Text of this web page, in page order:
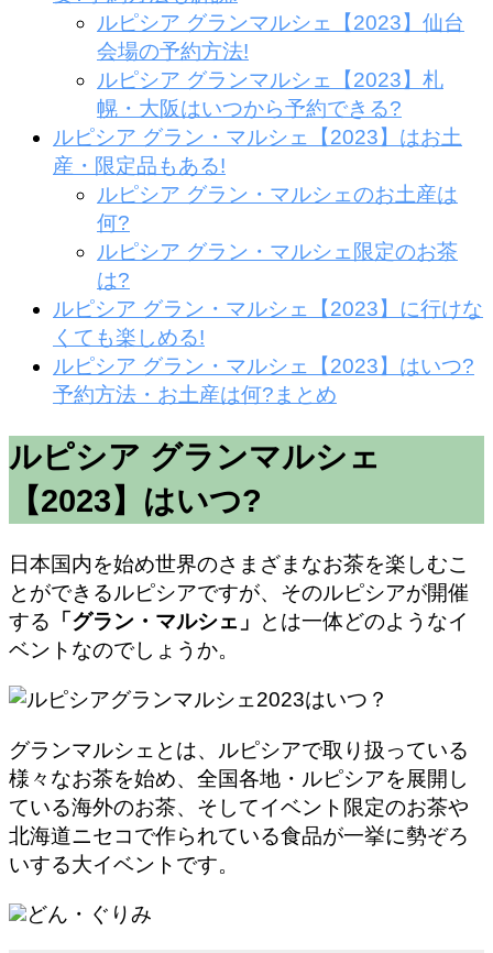
ルピシア グランマルシェ【2023】仙台
会場の予約方法!
ルピシア グランマルシェ【2023】札
幌・大阪はいつから予約できる?
ルピシア グラン・マルシェ【2023】はお土
産・限定品もある!
ルピシア グラン・マルシェのお土産は
何?
ルピシア グラン・マルシェ限定のお茶
は?
ルピシア グラン・マルシェ【2023】に行けな
くても楽しめる!
ルピシア グラン・マルシェ【2023】はいつ?
予約方法・お土産は何?まとめ
ルピシア グランマルシェ
【2023】はいつ?
日本国内を始め世界のさまざまなお茶を楽しむこ
とができるルピシアですが、そのルピシアが開催
する 「グラン・マルシェ」
とは一体どのようなイ
ベントなのでしょうか。
グランマルシェとは、ルピシアで取り扱っている
様々なお茶を始め、全国各地・ルピシアを展開し
ている海外のお茶、そしてイベント限定のお茶や
北海道ニセコで作られている食品が一挙に勢ぞろ
いする大イベントです。
どん・ぐりみ